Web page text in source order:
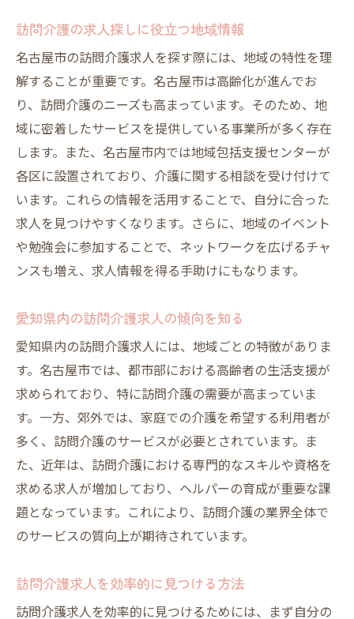
名古屋の訪問介護パート求人の傾向
訪問介護パート求人で注意すべき点
パート訪問介護の求人情報を活用する
訪問ヘルパーとして名古屋で働く魅力
名古屋で訪問ヘルパーとして働く利点
訪問ヘルパーの役割と求められるスキル
名古屋の訪問ヘルパー求人を探すコツ
訪問ヘルパーとして地域社会に貢献する
訪問ヘルパーの仕事環境とキャリア形成
訪問ヘルパーとしての成長と挑戦
愛知県の訪問介護求人で安心の職場を見つける
愛知県で訪問介護求人を選ぶ際の重要ポイ
ント
訪問介護職場の雰囲気を確認する方法
愛知県で信頼できる訪問介護求人を探すに
は
訪問介護求人で重視すべき職場環境
愛知県の安心な訪問介護求人の特徴
訪問介護の求人探しに役立つ地域情報
名古屋市の訪問介護求人を探す際には、地域の特性を理
解することが重要です。名古屋市は高齢化が進んでお
り、訪問介護のニーズも高まっています。そのため、地
域に密着したサービスを提供している事業所が多く存在
します。また、名古屋市内では地域包括支援センターが
各区に設置されており、介護に関する相談を受け付けて
います。これらの情報を活用することで、自分に合った
求人を見つけやすくなります。さらに、地域のイベント
や勉強会に参加することで、ネットワークを広げるチャ
ンスも増え、求人情報を得る手助けにもなります。
愛知県内の訪問介護求人の傾向を知る
愛知県内の訪問介護求人には、地域ごとの特徴がありま
す。名古屋市では、都市部における高齢者の生活支援が
求められており、特に訪問介護の需要が高まっていま
す。一方、郊外では、家庭での介護を希望する利用者が
多く、訪問介護のサービスが必要とされています。ま
た、近年は、訪問介護における専門的なスキルや資格を
求める求人が増加しており、ヘルパーの育成が重要な課
題となっています。これにより、訪問介護の業界全体で
のサービスの質向上が期待されています。
訪問介護求人を効率的に見つける方法
訪問介護求人を効率的に見つけるためには、まず自分の